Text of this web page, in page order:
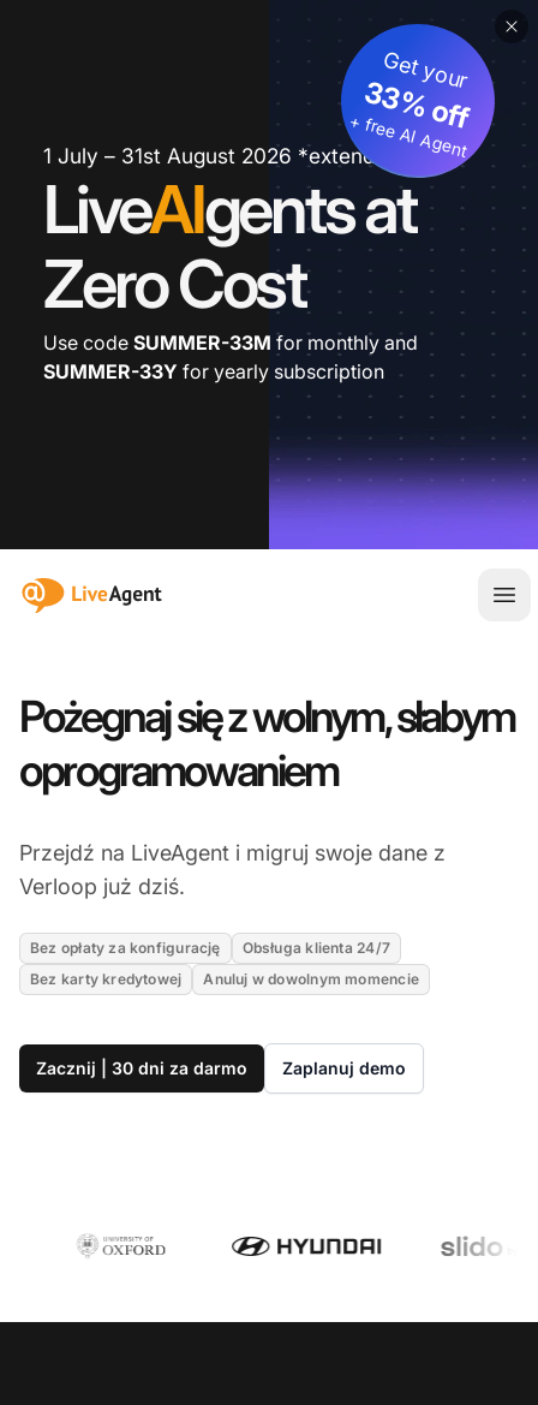
1 July – 31st August 2026 *extended
LiveAIgents at
Zero Cost
Get your
33% off
+ free AI Agent
Use code SUMMER-33M for monthly and
SUMMER-33Y for yearly subscription
:site.title
Pożegnaj się z wolnym, słabym
oprogramowaniem
Przejdź na LiveAgent i migruj swoje dane z
Verloop już dziś.
Bez opłaty za konfigurację
Obsługa klienta 24/7
Bez karty kredytowej
Anuluj w dowolnym momencie
Zacznij | 30 dni za darmo Zaplanuj demo